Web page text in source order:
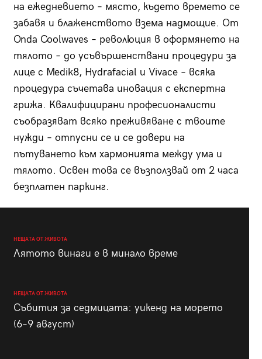
на ежедневието – място, където времето се
забавя и блаженството взема надмощие. От
Onda Coolwaves – революция в оформянето на
тялото – до усъвършенствани процедури за
лице с Medik8, Hydrafacial и Vivace – всяка
процедура съчетава иновация с експертна
грижа. Квалифицирани професионалисти
съобразяват всяко преживяване с твоите
нужди – отпусни се и се довери на
пътуването към хармонията между ума и
тялото. Освен това се възползвай от 2 часа
безплатен паркинг.
НЕЩАТА ОТ ЖИВОТА
Лятото винаги е в минало време
НЕЩАТА ОТ ЖИВОТА
Събития за седмицата: уикенд на морето
(6–9 август)